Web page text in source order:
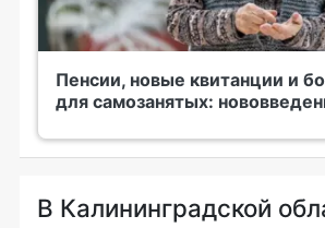
Пенсии, новые квитанции и
для самозанятых:
В Калининградской